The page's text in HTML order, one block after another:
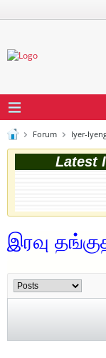
Forum Iyer-
Latest
இரவு